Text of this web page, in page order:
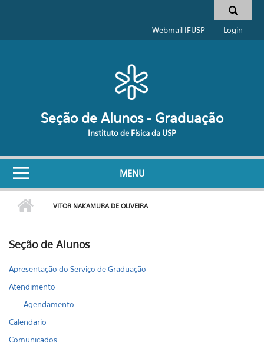
Formulário de busca
Webmail IFUSP Login
Seção de Alunos - Graduação
Instituto de Física da USP
MENU
VITOR NAKAMURA DE OLIVEIRA
Seção de Alunos
Apresentação do Serviço de Graduação
Atendimento
Agendamento
Calendario
Comunicados